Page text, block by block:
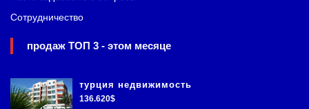
Сотрудничество
продаж ТОП 3 - этом месяце
турция недвижимость
136.620$